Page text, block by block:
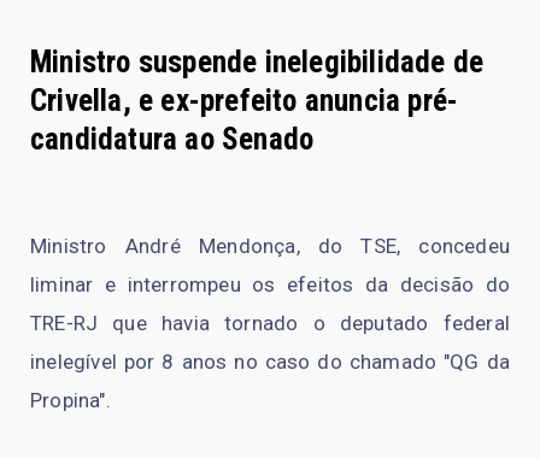
Ministro suspende inelegibilidade de
Crivella, e ex-prefeito anuncia pré-
candidatura ao Senado
Ministro André Mendonça, do TSE, concedeu
liminar e interrompeu os efeitos da decisão do
TRE-RJ que havia tornado o deputado federal
inelegível por 8 anos no caso do chamado "QG da
Propina".